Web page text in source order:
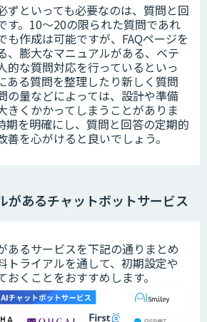
ずといっても必要なのは、質問と回
す。10～20の限られた質問であれ
も作成は可能ですが、FAQページを
、膨大なマニュアルがある、ベテ
的な質問対応を行っているといっ
ある質問を整理したり新しく質問
の量などによっては、設計や準備
きくかかってしまうことがありま
期を明確にし、質問と回答の定期的
善を心がけると良いでしょう。
があるチャットボットサービス
あるサービスを下記の通りまとめ
トライアルを通して、初期設定や
くことをおすすめします。